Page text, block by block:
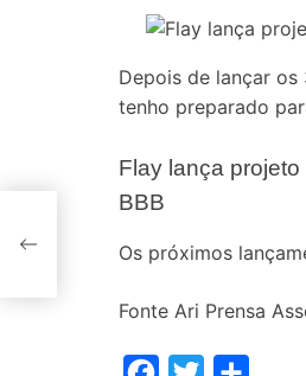
Depois de lançar os
tenho preparado
Flay lança
BBB
Os próximos
Fonte Ari Prensa